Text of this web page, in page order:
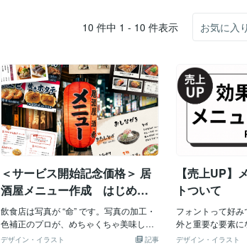
10 件中 1 - 10 件表示
＜サービス開始記念価格＞ 居
酒屋メニュー作成 はじめま
した！
飲食店は写真が “命” です。写真の加工・
色補正のプロが、めちゃくちゃ美味しそ
うなメニュー・POPを作成します。-------
記事
デザイン・イラスト
【売上UP】
トついて
フォントって好
外と重要な要素
大きく変えるか
デザイン・イラスト